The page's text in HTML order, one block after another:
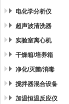
电化学分析仪
超声波清洗器
实验室离心机
干燥箱/培养箱
净化/灭菌/消毒
搅拌器混合设备
加温恒温反应仪